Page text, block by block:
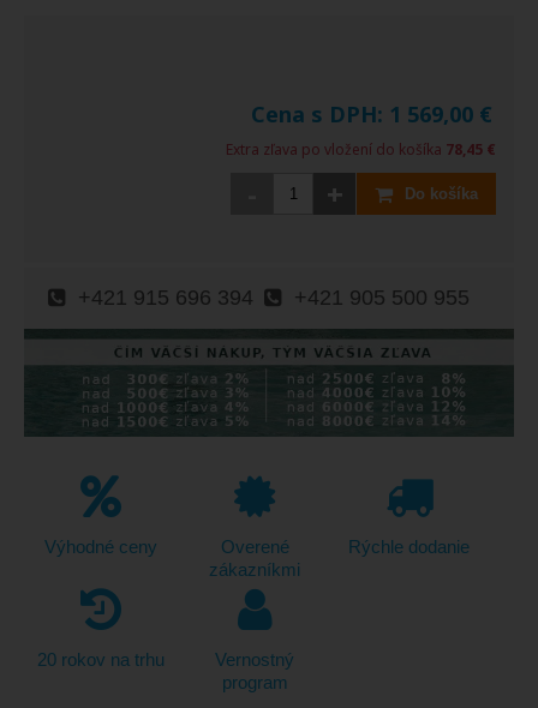
Cena s DPH: 1 569,00 €
Extra zľava po vložení do košíka 78,45 €
+ Do košíka
+421 915 696 394 +421 905 500 955
Výhodné ceny
Overené
zákazníkmi
Rýchle dodanie
20 rokov na trhu
Vernostný
program